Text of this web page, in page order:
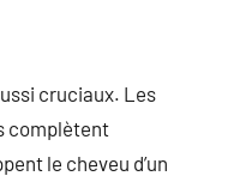
cruciaux. Les
complètent
le cheveu d’un